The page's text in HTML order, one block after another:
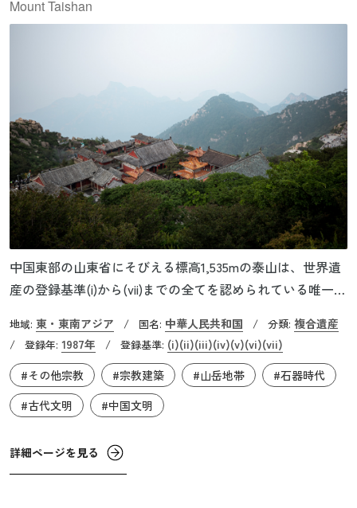
Mount Taishan
中国東部の山東省にそびえる標高1,535mの泰山は、世界遺
産の登録基準(i)から(vii)までの全てを認められている唯一の
衡山(湖南省)、北岳の恒山(山西省)、中岳の嵩山(河南省)と
いう中国五岳の筆頭であり、多くの人々の信仰を集める道
教の聖地です。『史記』 によると紀元前219年、秦の始皇
帝はこの山の山頂で天を、そして山麓で地を祀る 「封禅」
という儀式を行いました。これは始皇帝以前に72人の王が
行っていた儀式を再現したものであるとされます。前漢(前
202～後8年)の7代皇帝の武帝はこの儀式を国家的な祭祀と
地域: 東・東南アジア / 国名: 中華人民共和国 / 分類: 複合遺産
/ 登録年: 1987年 / 登録基準: (i)(ii)(iii)(iv)(v)(vi)(vii)
#その他宗教
#宗教建築 #山岳地帯
#石器時代
#古代文明
#中国文明
詳細ページを見る